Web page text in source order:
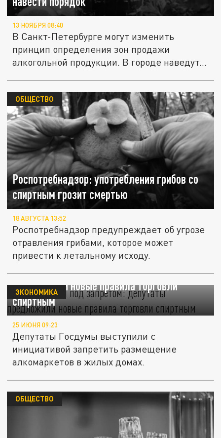
13 НОЯБРЯ 08:40
В Санкт-Петербурге могут изменить
принцип определения зон продажи
алкогольной продукции. В городе наведут...
Роспотребнадзор: употребления грибов со
спиртным грозит смертью
ОБЩЕСТВО
18 АВГУСТА 13:52
Роспотребнадзор предупреждает об угрозе
отравления грибами, которое может
привести к летальному исходу.
Алкомаркеты под запретом: депутаты
предложили новые правила торговли
спиртным
ЭКОНОМИКА
25 ИЮНЯ 09:23
Депутаты Госдумы выступили с
инициативой запретить размещение
алкомаркетов в жилых домах.
ОБЩЕСТВО